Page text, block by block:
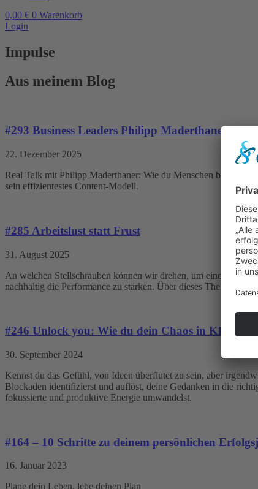
0,00 € 0 Warenkorb
Login
Impulse
Aus meinem Blog
#293 Business Leaders Philipp Maderthaner –
22. Dezember 2025
Real Talk mit Philipp Maderthaner: Wie du Menschen
sein effizientestes Content-Modell.
#285 Arbeitslust statt Frust
31. August 2025
An welchen Stellschrauben können wir drehen, um eine
nachhaltig die Performance zu stärken. Über dieses Thema
#246 Unlock you: Wie du dein Chaos in Klarheit
30. September 2024
Kennst du das Gefühl, von Ideen überflutet zu sein, aber
Blockaden identifizierst und auflöst, deine Gedanken in die
fokussierte und produktive Energie umwandelst.
#164 – 10 Schritte zu deinem persönlichen
16. Januar 2023
Plane dein Leben, lebe deinen Plan